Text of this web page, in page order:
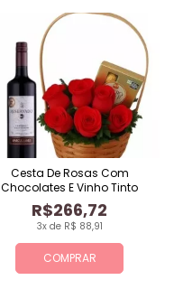
COMPRAR
3x de R$ 88,91
R$266,72
Cesta De Rosas Com
Chocolates E Vinho Tinto